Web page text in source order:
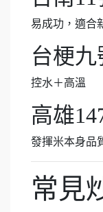
易成功，適合
台梗九
控水＋高溫
高雄
發揮米本身品
常見